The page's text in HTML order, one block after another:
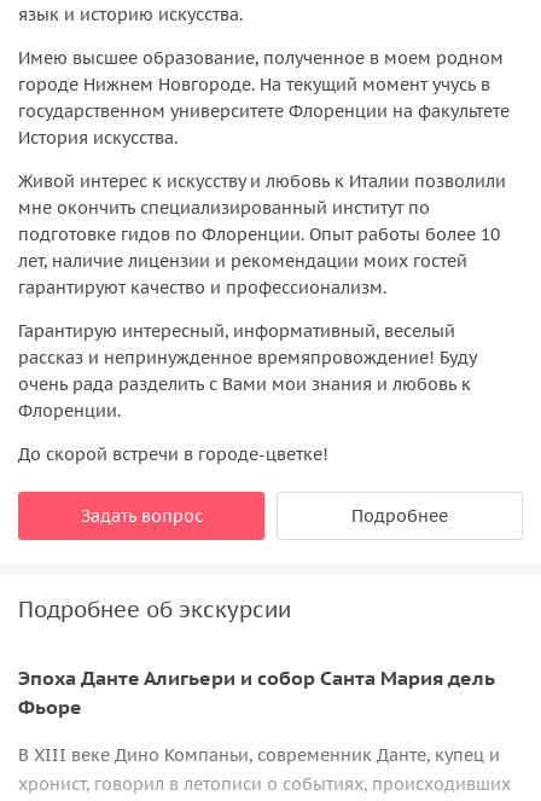
язык и историю искусства.
Имею высшее образование, полученное в моем родном
городе Нижнем Новгороде. На текущий момент учусь в
государственном университете Флоренции на факультете
История искусства.
Живой интерес к искусству и любовь к Италии позволили
мне окончить специализированный институт по
подготовке гидов по Флоренции. Опыт работы более 10
лет, наличие лицензии и рекомендации моих гостей
гарантируют качество и профессионализм.
Гарантирую интересный, информативный, веселый
рассказ и непринужденное времяпровождение! Буду
очень рада разделить с Вами мои знания и любовь к
Флоренции.
До скорой встречи в городе-цветке!
Задать вопрос Подробнее
Подробнее об экскурсии
Эпоха Данте Алигьери и собор Санта Мария дель
Фьоре
В XIII веке Дино Компаньи, современник Данте, купец и
хронист, говорил в летописи о событиях, происходивших